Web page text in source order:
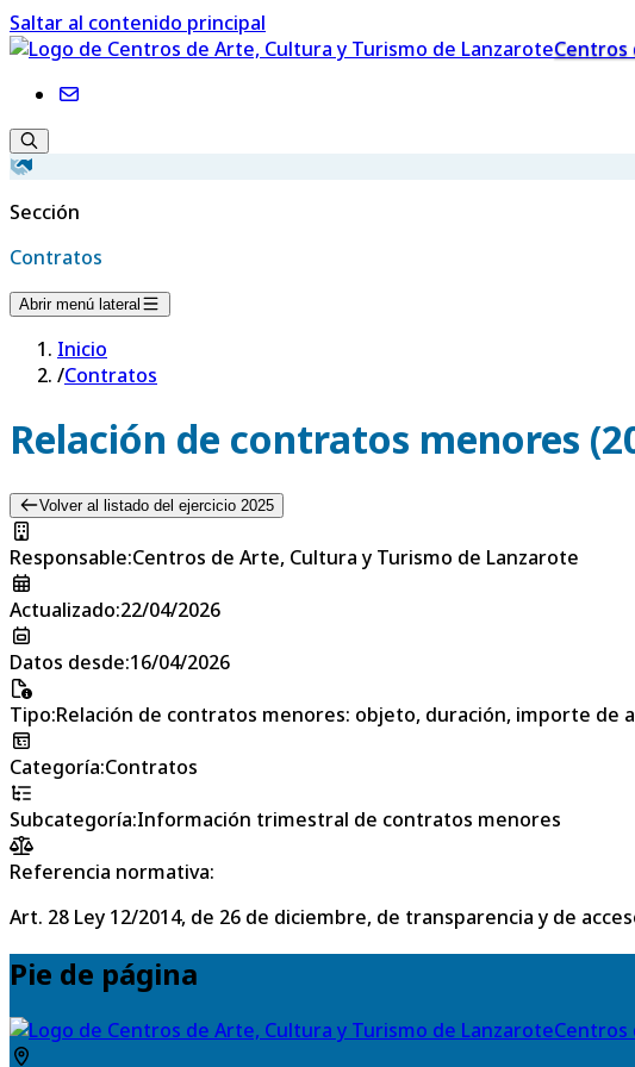
Saltar al contenido principal
Centros
Sección
Contratos
Abrir menú lateral
Inicio
/Contratos
Relación de contratos menores
Volver al listado del ejercicio 2025
Responsable:Centros de Arte, Cultura y Turismo de Lanzarote
Actualizado:22/04/2026
Datos desde:16/04/2026
Tipo:Relación de contratos menores: objeto, duración, importe de
Categoría:Contratos
Subcategoría:Información trimestral de contratos menores
Referencia normativa:
Art. 28 Ley 12/2014, de 26 de diciembre, de transparencia y de
Pie de página
Centros